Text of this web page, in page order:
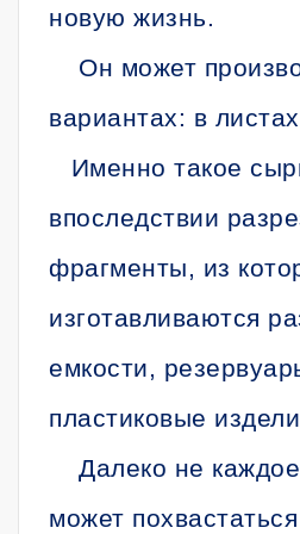
новую жизнь.
Он может
вариантах: в
Именно такое
впоследствии
фрагменты, из
изготавливаются
емкости,
пластиковые
Далеко не
может похвастаться